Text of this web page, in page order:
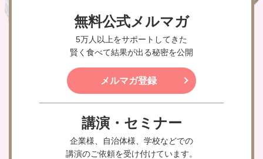
無料公式メルマガ
5万人以上をサポートしてきた
賢く食べて結果が出る秘密を公開
メルマガ登録
講演・セミナー
企業様、自治体様、学校などでの
講演のご依頼を受け付けています。